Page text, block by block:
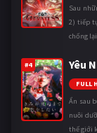
Sau
2) tiếp
chống
#4 Yêu
FULL
Ẩn sau
nuôi
thế giới